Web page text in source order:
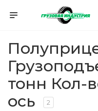
тонн Кол-
ось
2